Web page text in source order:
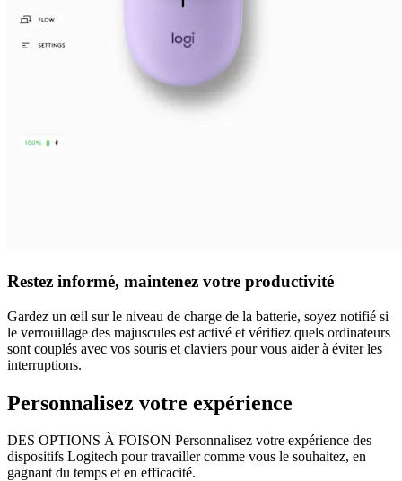
Restez informé, maintenez votre productivité
Gardez un œil sur le niveau de charge de la batterie, soyez notifié si
le verrouillage des majuscules est activé et vérifiez quels ordinateurs
sont couplés avec vos souris et claviers pour vous aider à éviter les
interruptions.
Personnalisez votre expérience
DES OPTIONS À FOISON Personnalisez votre expérience des
dispositifs Logitech pour travailler comme vous le souhaitez, en
gagnant du temps et en efficacité.